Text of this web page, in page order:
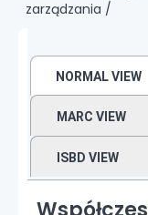
zarządzania /
NORMAL VIEW
MARC VIEW
ISBD VIEW